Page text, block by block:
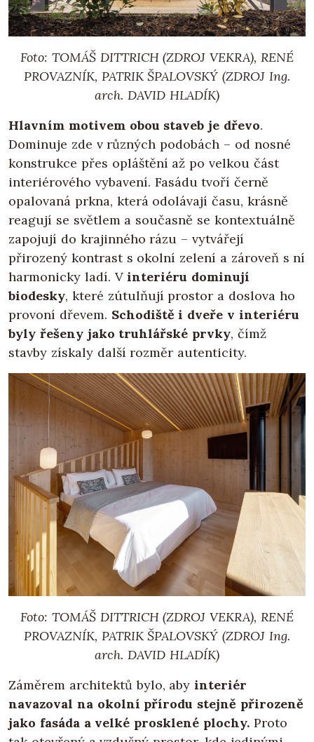
Foto: TOMÁŠ DITTRICH (ZDROJ VEKRA), RENÉ
PROVAZNÍK, PATRIK ŠPALOVSKÝ (ZDROJ Ing.
arch. DAVID HLADÍK)
Hlavním motivem obou staveb je dřevo.
Dominuje zde v různých podobách – od nosné
konstrukce přes opláštění až po velkou část
interiérového vybavení. Fasádu tvoří černě
opalovaná prkna, která odolávají času, krásně
reagují se světlem a současně se kontextuálně
zapojují do krajinného rázu – vytvářejí
přirozený kontrast s okolní zelení a zároveň s ní
harmonicky ladí. Vinteriéru dominují
biodesky, které zútulňují prostor a doslova ho
provoní dřevem. Schodiště i dveře v interiéru
byly řešeny jako truhlářské prvky, čímž
stavby získaly další rozměr autenticity.
Foto: TOMÁŠ DITTRICH (ZDROJ VEKRA), RENÉ
PROVAZNÍK, PATRIK ŠPALOVSKÝ (ZDROJ Ing.
arch. DAVID HLADÍK)
Záměrem architektů bylo, abyinteriér
navazoval na okolní přírodu stejně přirozeně
jako fasáda a velké prosklené plochy. Proto